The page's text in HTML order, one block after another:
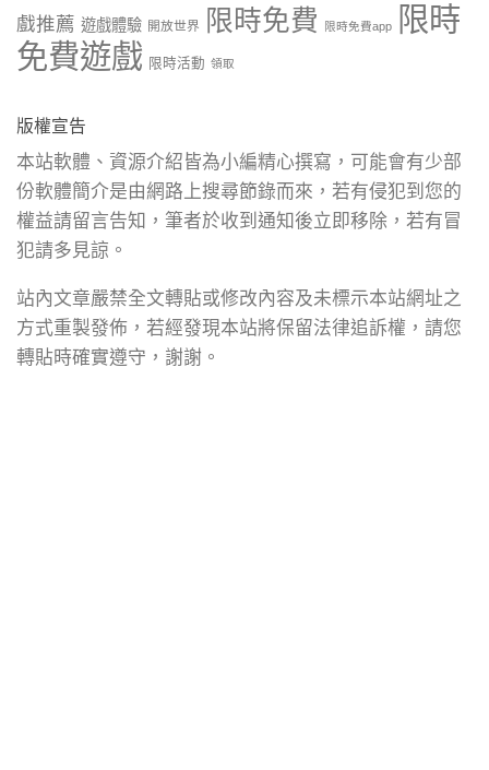
戲推薦 遊戲體驗 開放世界 限時免費 限時免費app
限時
免費遊戲 限時活動 領取
版權宣告
本站軟體、資源介紹皆為小編精心撰寫，可能會有少部
份軟體簡介是由網路上搜尋節錄而來，若有侵犯到您的
權益請留言告知，筆者於收到通知後立即移除，若有冒
犯請多見諒。
站內文章嚴禁全文轉貼或修改內容及未標示本站網址之
方式重製發佈，若經發現本站將保留法律追訴權，請您
轉貼時確實遵守，謝謝。